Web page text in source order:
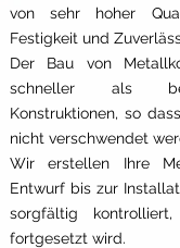
von sehr hoher
Festigkeit und
Der Bau von
schneller als
Konstruktionen, so
nicht verschwendet
Wir erstellen Ihre
Entwurf bis zur
sorgfältig
fortgesetzt wird.